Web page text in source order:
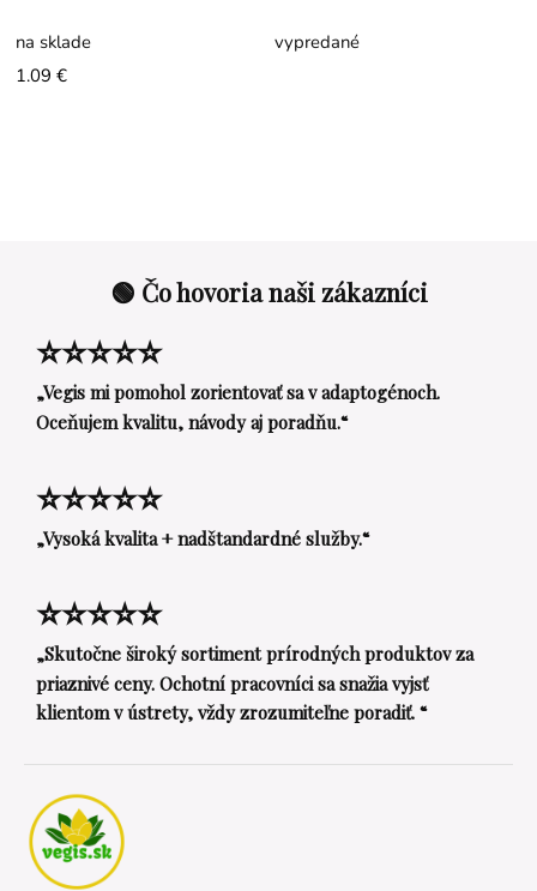
na sklade
1.09 €
vypredané
🟢 Čo hovoria naši zákazníci
⭐⭐⭐⭐⭐
„Vegis mi pomohol zorientovať sa v adaptogénoch.
Oceňujem kvalitu, návody aj poradňu.“
⭐⭐⭐⭐⭐
„Vysoká kvalita + nadštandardné služby.“
⭐⭐⭐⭐⭐
„Skutočne široký sortiment prírodných produktov za
priaznivé ceny. Ochotní pracovníci sa snažia vyjsť
klientom v ústrety, vždy zrozumiteľne poradiť. “